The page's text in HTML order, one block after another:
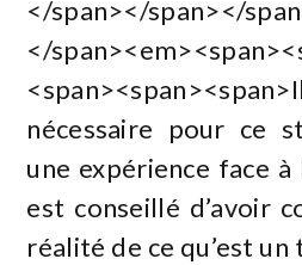
</span></span></
</
nécessaire pour ce
une expérience face à
est conseillé d’avoir
réalité de ce qu’est